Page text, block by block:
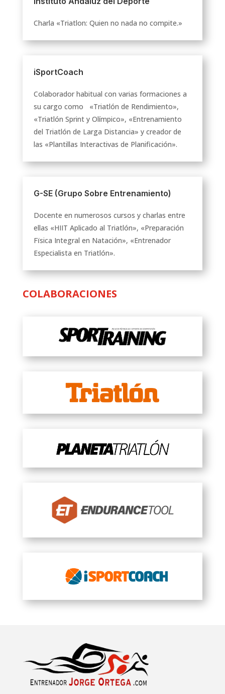
Charla «Triatlon: Quien no nada no compite.»
iSportCoach
Colaborador habitual con varias formaciones a
su cargo como «Triatlón de Rendimiento»,
«Triatlón Sprint y Olímpico», «Entrenamiento
del Triatlón de Larga Distancia» y creador de
las «Plantillas Interactivas de Planificación».
G-SE (Grupo Sobre Entrenamiento)
Docente en numerosos cursos y charlas entre
ellas «HIIT Aplicado al Triatlón», «Preparación
Fïsica Integral en Natación», «Entrenador
Especialista en Triatlón».
COLABORACIONES